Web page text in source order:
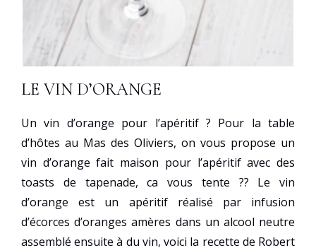
LE VIN D’ORANGE
Un vin d’orange pour l’apéritif ? Pour la table
d’hôtes au Mas des Oliviers, on vous propose un
vin d’orange fait maison pour l’apéritif avec des
toasts de tapenade, ca vous tente ?? Le vin
d’orange est un apéritif réalisé par infusion
d’écorces d’oranges amères dans un alcool neutre
assemblé ensuite à du vin, voici la recette de Robert